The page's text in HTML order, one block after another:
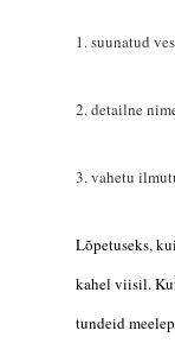
1. suunatud
2. detailne
3. vahetu
Lõpetuseks,
kahel viisil.
tundeid